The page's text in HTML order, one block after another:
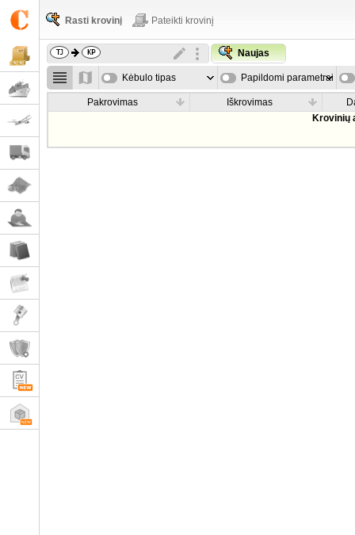
Rasti krovinį Pateikti krovinį
Naujas
Kėbulo tipas Papildomi parametrai
Pakrovimas Iškrovimas
Krovinių